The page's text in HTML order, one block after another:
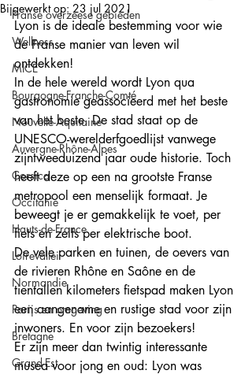
Franse overzeese gebieden
Wellness
MICE
Bourgogne-Franche-Comté
Nouvelle-Aquitaine
Auvergne-Rhône-Alpes
Corsica
Occitanie
Hauts-de-France
Loirevallei
Normandie
Parijs en omgeving
Bretagne
Grand-Est
Bijgewerkt op: 23 jul 2021
Lyon is de ideale bestemming voor wie
de Franse manier van leven wil
ontdekken!
In de hele wereld wordt Lyon qua
gastronomie geassocieerd met het beste
van het beste. De stad staat op de
UNESCO-werelderfgoedlijst vanwege
zijntweeduizend jaar oude historie. Toch
heeft deze op een na grootste Franse
metropool een menselijk formaat. Je
beweegt je er gemakkelijk te voet, per
fiets en zelfs per elektrische boot.
De vele parken en tuinen, de oevers van
de rivieren Rhône en Saône en de
tientallen kilometers fietspad maken Lyon
een aangename en rustige stad voor zijn
inwoners. En voor zijn bezoekers!
Er zijn meer dan twintig interessante
musea voor jong en oud: Lyon was